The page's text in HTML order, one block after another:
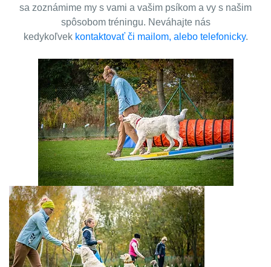
sa zoznámime my s vami a vašim psíkom a vy s našim
spôsobom tréningu. Neváhajte nás
kedykoľvek kontaktovať či mailom, alebo telefonicky.